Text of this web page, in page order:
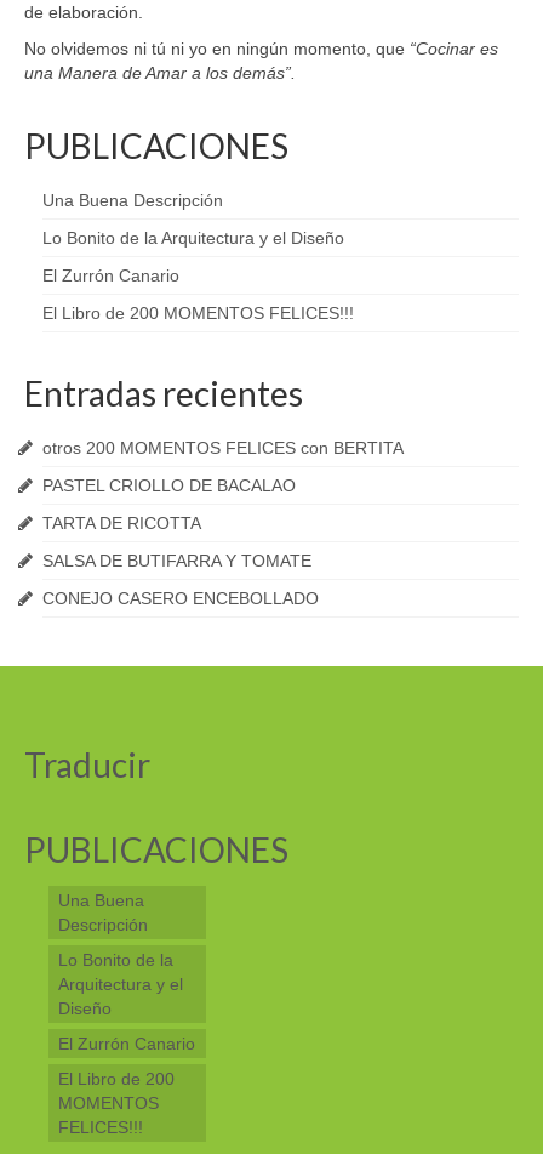
de elaboración.
No olvidemos ni tú ni yo en ningún momento, que “Cocinar es
una Manera de Amar a los demás”.
PUBLICACIONES
Una Buena Descripción
Lo Bonito de la Arquitectura y el Diseño
El Zurrón Canario
El Libro de 200 MOMENTOS FELICES!!!
Entradas recientes
otros 200 MOMENTOS FELICES con BERTITA
PASTEL CRIOLLO DE BACALAO
TARTA DE RICOTTA
SALSA DE BUTIFARRA Y TOMATE
CONEJO CASERO ENCEBOLLADO
Traducir
PUBLICACIONES
Una Buena
Descripción
Lo Bonito de la
Arquitectura y el
Diseño
El Zurrón Canario
El Libro de 200
MOMENTOS
FELICES!!!